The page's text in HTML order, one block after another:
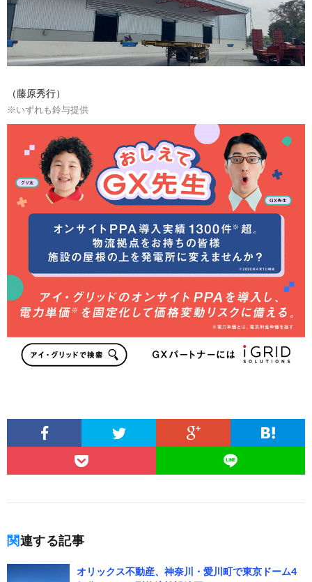
（藤原秀行）
※いずれも鈴与提供
関連する記事
オリックス不動産、神奈川・愛川町で東京ドーム4